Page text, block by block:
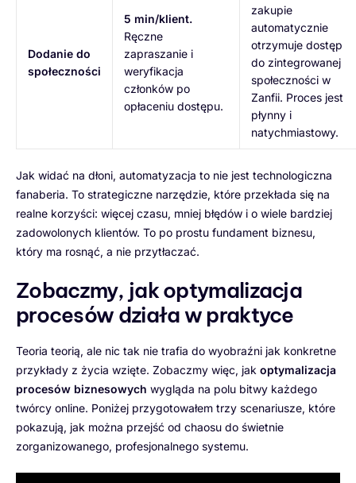
Dodanie do
społeczności
5 min/klient.
Ręczne
zapraszanie i
weryfikacja
członków po
opłaceniu dostępu.
zakupie
automatycznie
otrzymuje dostęp
do zintegrowanej
społeczności w
Zanfii. Proces jest
płynny i
natychmiastowy.
Jak widać na dłoni, automatyzacja to nie jest technologiczna
fanaberia. To strategiczne narzędzie, które przekłada się na
realne korzyści: więcej czasu, mniej błędów i o wiele bardziej
zadowolonych klientów. To po prostu fundament biznesu,
który ma rosnąć, a nie przytłaczać.
Zobaczmy, jak optymalizacja
procesów działa w praktyce
Teoria teorią, ale nic tak nie trafia do wyobraźni jak konkretne
przykłady z życia wzięte. Zobaczmy więc, jak optymalizacja
procesów biznesowych wygląda na polu bitwy każdego
twórcy online. Poniżej przygotowałem trzy scenariusze, które
pokazują, jak można przejść od chaosu do świetnie
zorganizowanego, profesjonalnego systemu.